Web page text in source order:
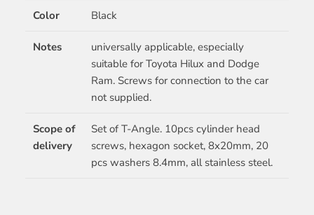
Color Black
Notes
universally applicable, especially
suitable for Toyota Hilux and Dodge
Ram. Screws for connection to the car
not supplied.
Scope of
delivery
Set of T-Angle. 10pcs cylinder head
screws, hexagon socket, 8x20mm, 20
pcs washers 8.4mm, all stainless steel.